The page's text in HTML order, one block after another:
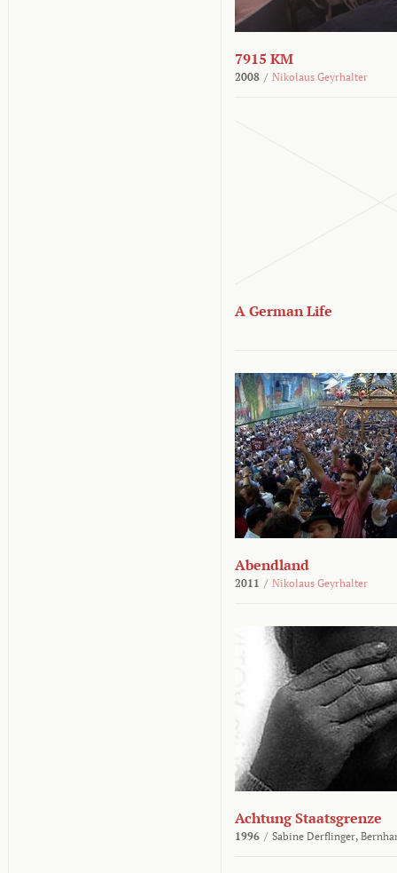
7915 KM
2008 / Nikolaus Geyrhalter
A German Life
Abendland
2011 / Nikolaus Geyrhalter
Achtung Staatsgrenze
1996 / Sabine Derflinger,